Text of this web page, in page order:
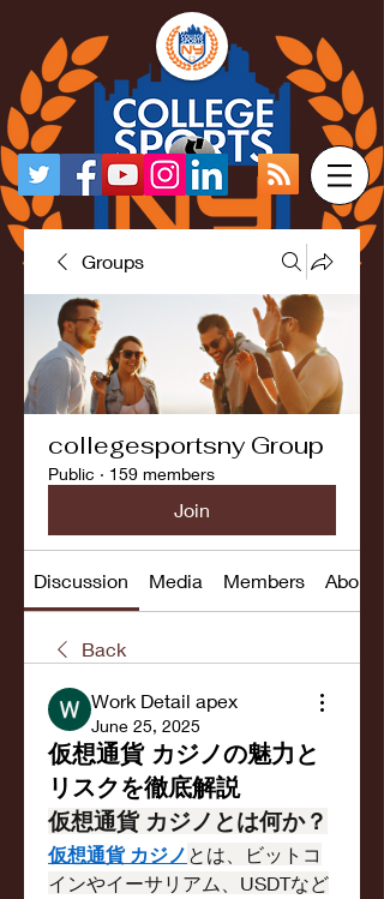
Groups
collegesportsny Group
Public · 159 members
Join
Discussion Media Members About
Back
Work Detail apex
June 25, 2025
仮想通貨 カジノの魅力と
リスクを徹底解説
仮想通貨 カジノとは何か？
仮想通貨 カジノ とは、ビットコ
インやイーサリアム、USDTなど